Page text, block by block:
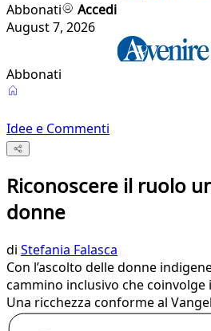
Abbonati
Accedi
August 7, 2026
Abbonati
Idee e Commenti
Riconoscere il ruolo
donne
di Stefania Falasca
Con l’ascolto delle donne
cammino inclusivo che
Una ricchezza conforme al